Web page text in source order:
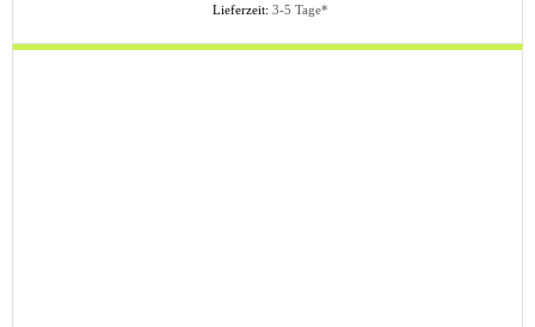
Lieferzeit: 3-5 Tage*